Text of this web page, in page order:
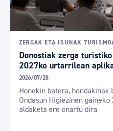
ZERGAK ETA ISUNAK
Donostiak zerga
2027ko urtarrilean
2026/07/28
Honekin batera,
Ondasun Higiezinen
aldaketa ere onartu dira